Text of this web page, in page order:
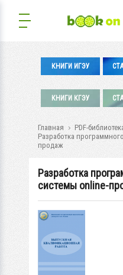
КНИГИ ИГЭУ
КНИГИ КГЭУ
Главная
PDF-
Разработка
продаж
Разработка
системы online-